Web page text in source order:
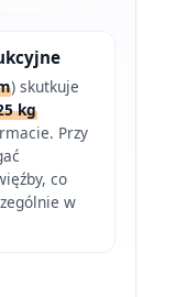
) skutkuje
kg
Przy
co
w